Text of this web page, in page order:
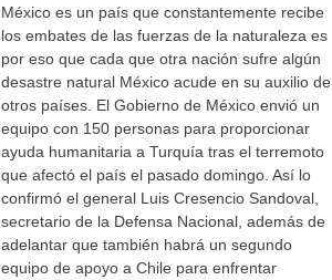
México es un país que constantemente recibe
los embates de las fuerzas de la naturaleza es
por eso que cada que otra nación sufre algún
desastre natural México acude en su auxilio de
otros países. El Gobierno de México envió un
equipo con 150 personas para proporcionar
ayuda humanitaria a Turquía tras el terremoto
que afectó el país el pasado domingo. Así lo
confirmó el general Luis Cresencio Sandoval,
secretario de la Defensa Nacional, además de
adelantar que también habrá un segundo
equipo de apoyo a Chile para enfrentar